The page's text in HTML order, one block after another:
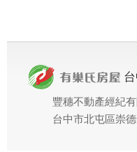
豐穗不動產經紀
台中市北屯區崇